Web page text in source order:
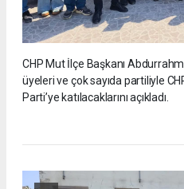
CHP Mut İlçe Başkanı
üyeleri ve çok sayıda partiliyle
Parti’ye katılacaklarını açıkladı.